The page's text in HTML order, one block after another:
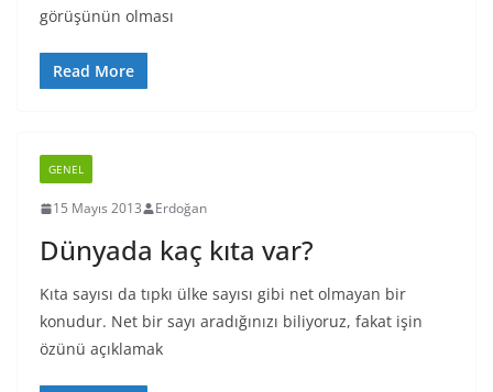
görüşünün olması
Read More
GENEL
15 Mayıs 2013 Erdoğan
Dünyada kaç kıta var?
Kıta sayısı da tıpkı ülke sayısı gibi net olmayan bir
konudur. Net bir sayı aradığınızı biliyoruz, fakat işin
özünü açıklamak